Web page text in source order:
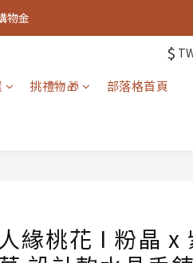
物金
物金
金
$
挑禮物🎁
部落格首頁
人緣桃花 I 粉晶 x